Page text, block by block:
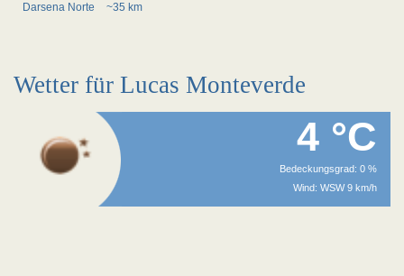
Darsena Norte
~35 km
Wetter für Lucas Monteverde
4 °C
Bedeckungsgrad: 0 %
Wind: WSW 9 km/h